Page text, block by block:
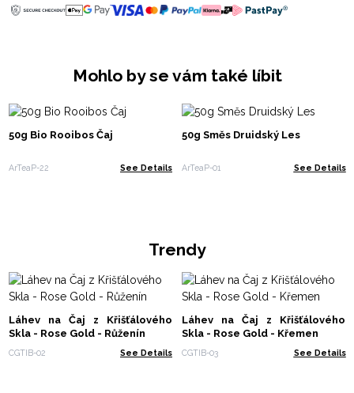
Mohlo by se vám také líbit
50g Bio Rooibos Čaj
ArTeaP-22 See Details
50g Směs Druidský Les
ArTeaP-01 See Details
Trendy
Láhev na Čaj z Křišťálového
Skla - Rose Gold - Růženín
CGTIB-02 See Details
Láhev na Čaj z Křišťálového
Skla - Rose Gold - Křemen
CGTIB-03 See Details